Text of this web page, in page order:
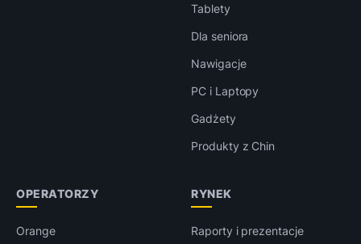
Tablety
Dla seniora
Nawigacje
PC i Laptopy
Gadżety
Produkty z Chin
OPERATORZY
Orange
RYNEK
Raporty i prezentacje